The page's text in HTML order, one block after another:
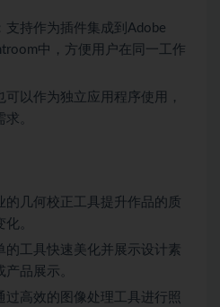
：支持作为插件集成到Adobe
中，方便用户在同一工作
可以作为独立应用程序使用，
。
的几何校正工具提升作品的质
。
的工具快速美化并展示设计素
品展示。
过高效的图像处理工具进行照